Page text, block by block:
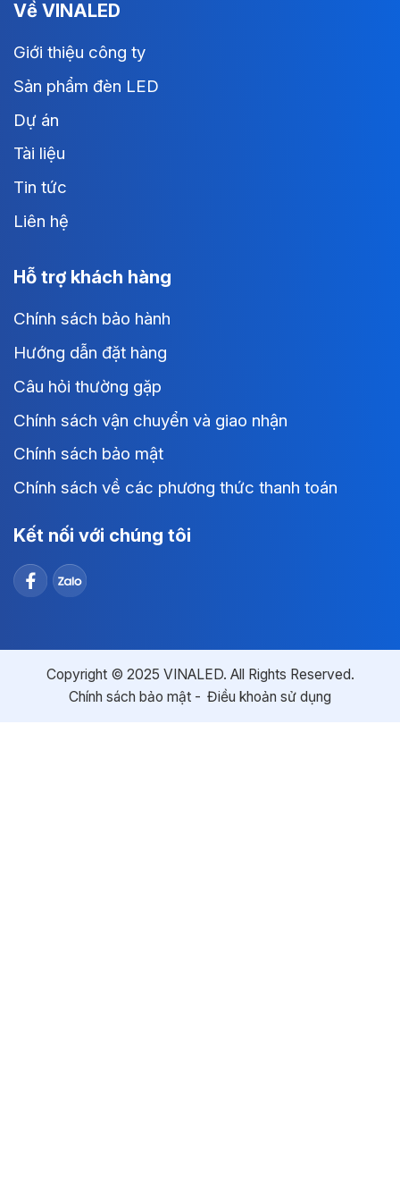
Về VINALED
Giới thiệu công ty
Sản phẩm đèn LED
Dự án
Tài liệu
Tin tức
Liên hệ
Hỗ trợ khách hàng
Chính sách bảo hành
Hướng dẫn đặt hàng
Câu hỏi thường gặp
Chính sách vận chuyển và giao nhận
Chính sách bảo mật
Chính sách về các phương thức thanh toán
Kết nối với chúng tôi
Copyright © 2025 VINALED. All Rights Reserved.
Chính sách bảo mật
Điều khoản sử dụng